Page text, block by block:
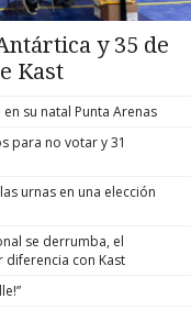
y 35 de
Kast
su natal Punta Arenas
para no votar y 31
urnas en una elección
se derrumba, el
diferencia con Kast